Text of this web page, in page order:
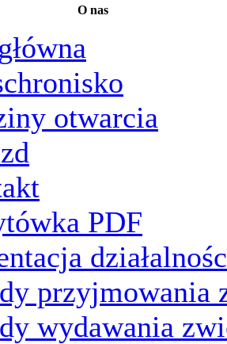
O nas
otwarcia
PDF
przyjmowania
wydawania